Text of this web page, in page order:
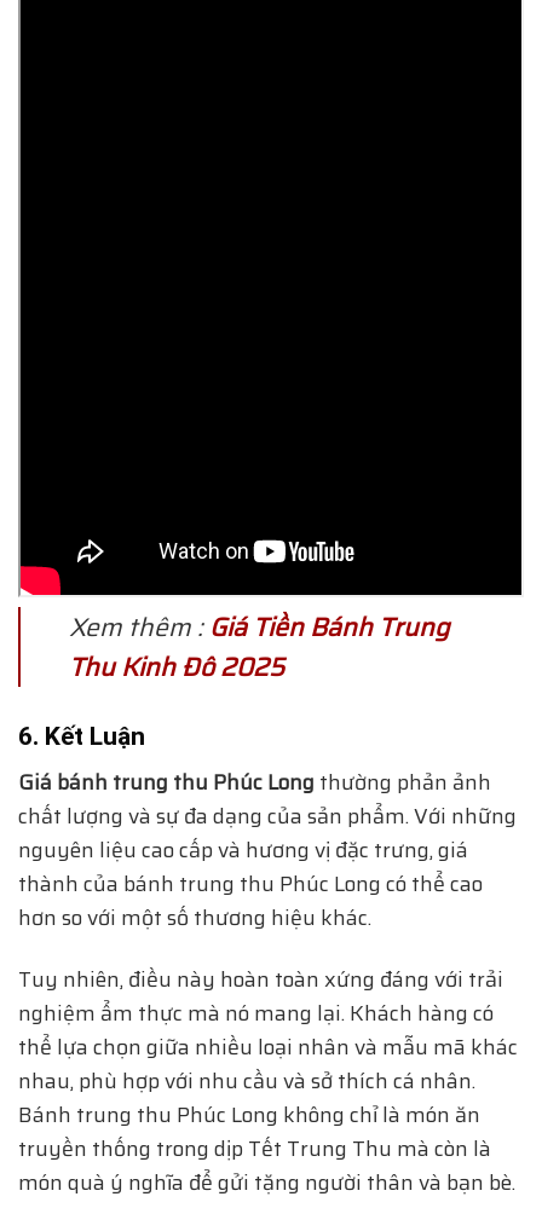
Xem thêm :Giá Tiền Bánh Trung
Thu Kinh Đô 2025
6. Kết Luận
Giá bánh trung thu Phúc Long thường phản ảnh
chất lượng và sự đa dạng của sản phẩm. Với những
nguyên liệu cao cấp và hương vị đặc trưng, giá
thành của bánh trung thu Phúc Long có thể cao
hơn so với một số thương hiệu khác.
Tuy nhiên, điều này hoàn toàn xứng đáng với trải
nghiệm ẩm thực mà nó mang lại. Khách hàng có
thể lựa chọn giữa nhiều loại nhân và mẫu mã khác
nhau, phù hợp với nhu cầu và sở thích cá nhân.
Bánh trung thu Phúc Long không chỉ là món ăn
truyền thống trong dịp Tết Trung Thu mà còn là
món quà ý nghĩa để gửi tặng người thân và bạn bè.